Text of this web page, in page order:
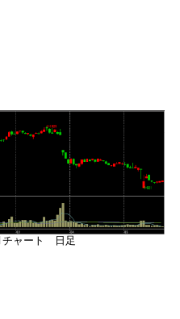
ャート 日足